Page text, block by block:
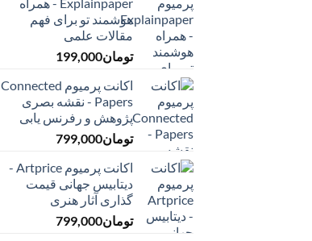
Explainpaper - همراه
هوشمند تو برای فهم
مقالات علمی
تومان199,000
اکانت پرمیوم Connected
Papers - نقشه بصری
پژوهش و رفرنس یابی
تومان799,000
اکانت پرمیوم Artprice -
دیتابیس جهانی قیمت
‌گذاری آثار هنری
تومان799,000